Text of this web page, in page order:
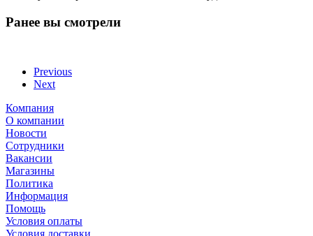
Ранее вы смотрели
Previous
Next
Компания
О компании
Новости
Сотрудники
Вакансии
Магазины
Политика
Информация
Помощь
Условия оплаты
Условия доставки